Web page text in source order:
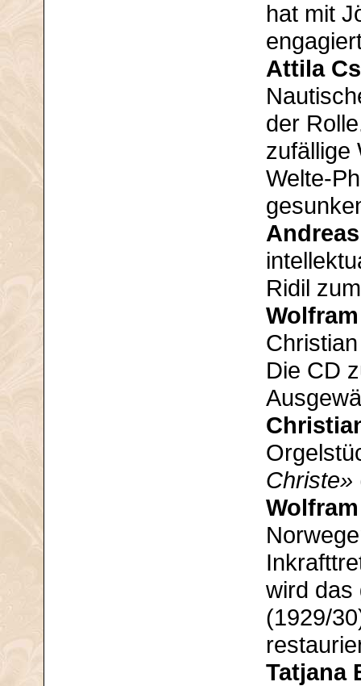
hat mit
Attila
der
zufällige
Welte-
Ridil
Die CD
Christe»
wird das
(1929/
Tatjana